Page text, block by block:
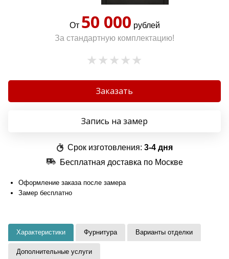
От 50 000 рублей
За стандартную комплектацию!
Заказать
Запись на замер
Срок изготовления: 3-4 дня
Бесплатная доставка по Москве
Оформление заказа после замера
Замер бесплатно
Характеристики Фурнитура Варианты отделки
Дополнительные услуги